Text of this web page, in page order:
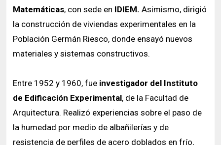
Matemáticas, con sede en IDIEM. Asimismo, dirigió
la construcción de viviendas experimentales en la
Población Germán Riesco, donde ensayó nuevos
materiales y sistemas constructivos.
Entre 1952 y 1960, fue investigador del Instituto
de Edificación Experimental, de la Facultad de
Arquitectura. Realizó experiencias sobre el paso de
la humedad por medio de albañilerías y de
resistencia de perfiles de acero doblados en frío,